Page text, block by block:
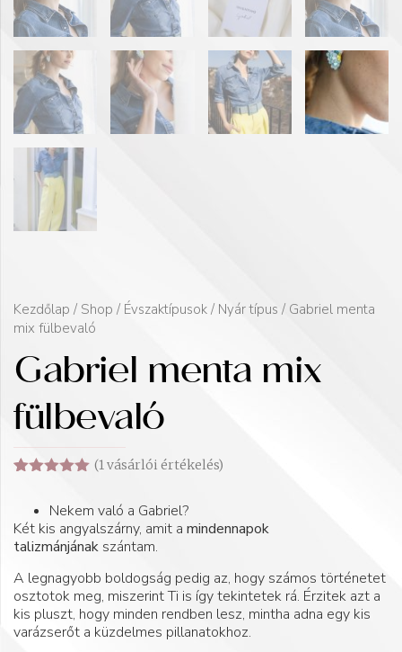
Kezdőlap / Shop / Évszaktípusok / Nyár típus / Gabriel menta
mix fülbevaló
Gabriel menta mix
fülbevaló
ből,
értékelés
alapján
(1vásárlói értékelés)
Nekem való a Gabriel?
Két kis angyalszárny, amit a mindennapok
talizmánjának szántam.
A legnagyobb boldogság pedig az, hogy számos történetet
osztotok meg, miszerint Ti is így tekintetek rá. Érzitek azt a
kis pluszt, hogy minden rendben lesz, mintha adna egy kis
varázserőt a küzdelmes pillanatokhoz.